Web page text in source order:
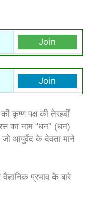
Join
Join
कृष्ण पक्ष की तेरहवीं
का नाम “धन” (धन)
आयुर्वेद के देवता माने
प्रभाव के बारे